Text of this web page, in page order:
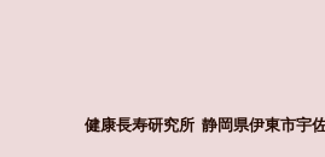
健康長寿研究所 静岡県伊東市宇